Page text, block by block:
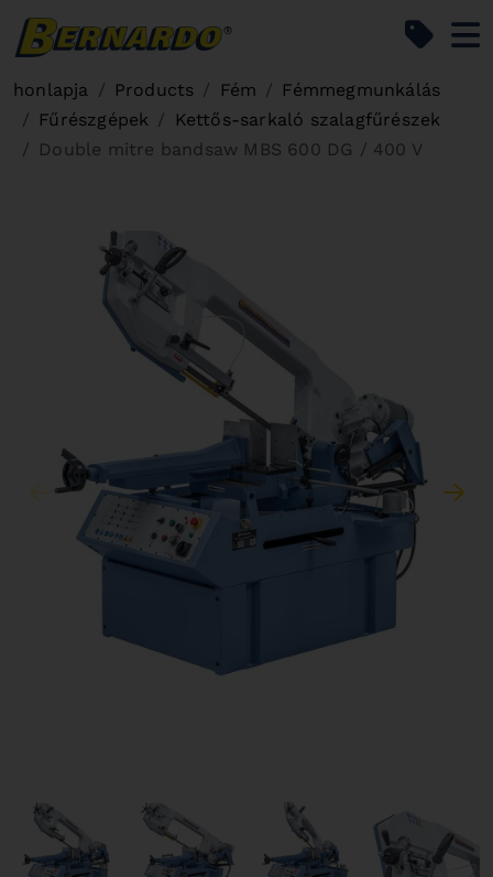
honlapja Products Fém
Fémmegmunkálás
Fűrészgépek
Kettős-sarkaló szalagfűrészek
Double mitre bandsaw MBS 600 DG / 400 V